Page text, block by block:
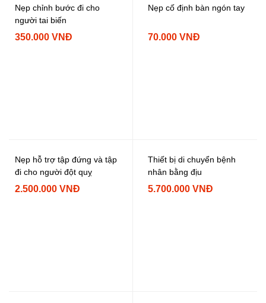
Nẹp chỉnh bước đi cho
người tai biến
350.000 VNĐ
Nẹp cố định bàn ngón tay
70.000 VNĐ
Nẹp hỗ trợ tập đứng và tập
đi cho người đột quỵ
2.500.000 VNĐ
Thiết bị di chuyển bệnh
nhân bằng địu
5.700.000 VNĐ